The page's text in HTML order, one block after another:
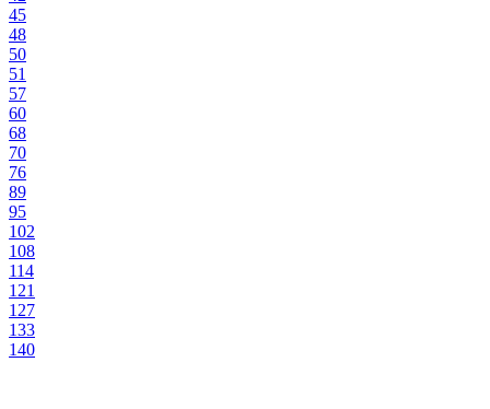
45
48
50
51
57
60
68
70
76
89
95
102
108
114
121
127
133
140